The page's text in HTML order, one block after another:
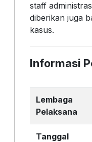
staff
diberikan juga
kasus.
Informasi
Lembaga
Pelaksana
Tanggal